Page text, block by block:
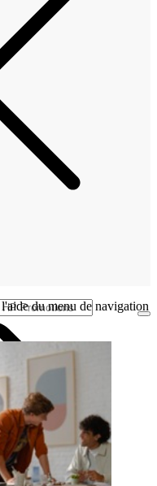
du menu de navigation